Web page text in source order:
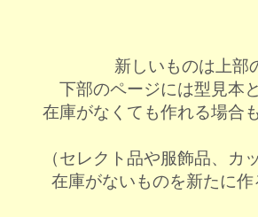
新しいものは上部
下部のページには型見本
在庫がなくても作れる場合
（セレクト品や服飾品、
在庫がないものを新たに